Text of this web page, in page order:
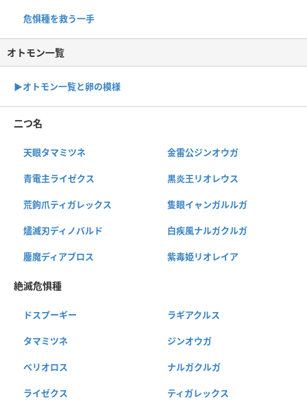
危惧種を救う一手
オトモン一覧
▶︎オトモン一覧と卵の模様
二つ名
天眼タマミツネ 金雷公ジンオウガ
青電主ライゼクス 黒炎王リオレウス
荒鉤爪ティガレックス 隻眼イャンガルルガ
燼滅刃ディノバルド 白疾風ナルガクルガ
鏖魔ディアブロス 紫毒姫リオレイア
絶滅危惧種
ドスプーギー ラギアクルス
タマミツネ ジンオウガ
ベリオロス ナルガクルガ
ライゼクス ティガレックス